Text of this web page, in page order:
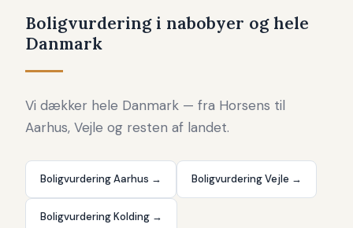
at man kender sin boligs reelle markedsværdi. En
boligvurdering Horsens fra en lokal ekspert er det rette
Boligvurdering i nabobyer og hele
Danmark
Vi dækker hele Danmark — fra Horsens til
Aarhus, Vejle og resten af landet.
Boligvurdering Aarhus → Boligvurdering Vejle →
Boligvurdering Kolding →